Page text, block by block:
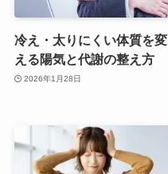
冷え・太りにくい体質を変
える陽気と代謝の整え方
2026年1月28日